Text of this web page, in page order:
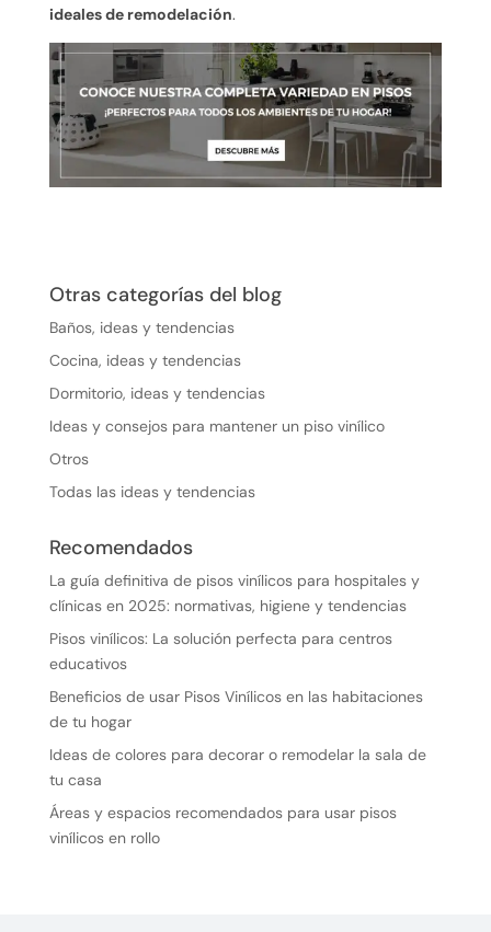
ideales de remodelación.
Otras categorías del blog
Baños, ideas y tendencias
Cocina, ideas y tendencias
Dormitorio, ideas y tendencias
Ideas y consejos para mantener un piso vinílico
Otros
Todas las ideas y tendencias
Recomendados
La guía definitiva de pisos vinílicos para hospitales y
clínicas en 2025: normativas, higiene y tendencias
Pisos vinílicos: La solución perfecta para centros
educativos
Beneficios de usar Pisos Vinílicos en las habitaciones
de tu hogar
Ideas de colores para decorar o remodelar la sala de
tu casa
Áreas y espacios recomendados para usar pisos
vinílicos en rollo